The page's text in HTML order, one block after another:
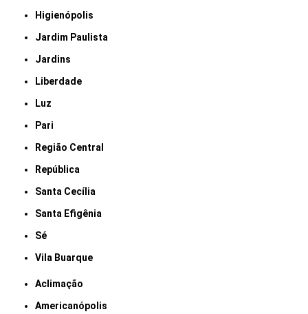
Higienópolis
Jardim Paulista
Jardins
Liberdade
Luz
Pari
Região Central
República
Santa Cecília
Santa Efigênia
Sé
Vila Buarque
Aclimação
Americanópolis